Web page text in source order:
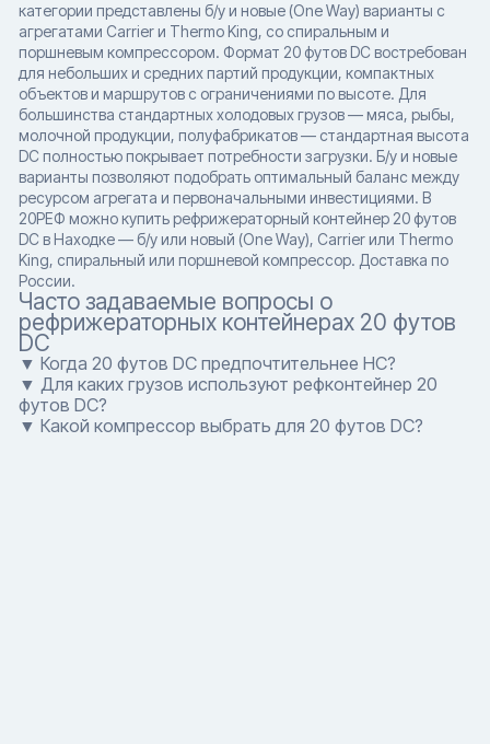
категории представлены б/у и новые (One Way) варианты с
агрегатами Carrier и Thermo King, со спиральным и
поршневым компрессором. Формат 20 футов DC востребован
для небольших и средних партий продукции, компактных
объектов и маршрутов с ограничениями по высоте. Для
большинства стандартных холодовых грузов — мяса, рыбы,
молочной продукции, полуфабрикатов — стандартная высота
DC полностью покрывает потребности загрузки. Б/у и новые
варианты позволяют подобрать оптимальный баланс между
ресурсом агрегата и первоначальными инвестициями. В
20РЕФ можно купить рефрижераторный контейнер 20 футов
DC в Находке — б/у или новый (One Way), Carrier или Thermo
King, спиральный или поршневой компрессор. Доставка по
России.
Часто задаваемые вопросы о
рефрижераторных контейнерах 20 футов
DC
▼ Когда 20 футов DC предпочтительнее HC?
▼ Для каких грузов используют рефконтейнер 20
футов DC?
▼ Какой компрессор выбрать для 20 футов DC?